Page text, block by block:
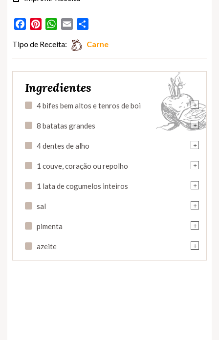
FacebookPinterestWhatsApp
Email
Tipo de Receita: Carne
Ingredientes
+
4 bifes bem altos e tenros de boi
+
8 batatas grandes
+
4 dentes de alho
+
1 couve, coração ou repolho
+
1 lata de cogumelos inteiros
+
sal
+
pimenta
+
azeite